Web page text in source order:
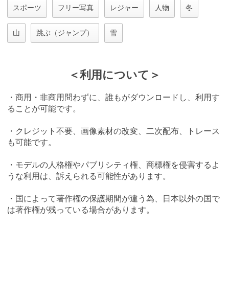
スポーツ フリー写真 レジャー 人物 冬
山 跳ぶ（ジャンプ） 雪
＜利用について＞
・商用・非商用問わずに、誰もがダウンロードし、利用す
ることが可能です。
・クレジット不要、画像素材の改変、二次配布、トレース
も可能です。
・モデルの人格権やパブリシティ権、商標権を侵害するよ
うな利用は、訴えられる可能性があります。
・国によって著作権の保護期間が違う為、日本以外の国で
は著作権が残っている場合があります。